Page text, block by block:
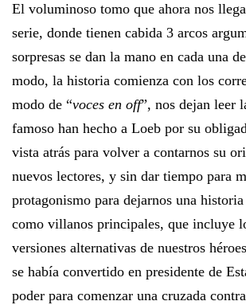
El voluminoso tomo que ahora nos
serie, donde tienen cabida 3 arcos
sorpresas se dan la mano en cada una
modo, la historia comienza con los
modo de “voces en off”, nos dejan leer
famoso han hecho a Loeb por su
vista atrás para volver a contarnos su
nuevos lectores, y sin dar tiempo para
protagonismo para dejarnos una
como villanos principales, que incluye
versiones alternativas de nuestros
se había convertido en presidente de
poder para comenzar una cruzada